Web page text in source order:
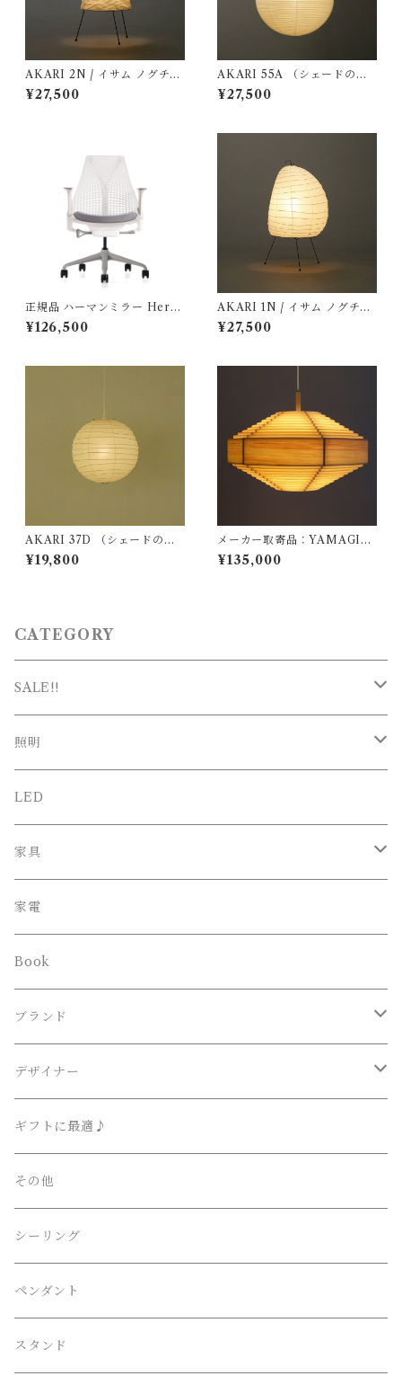
AKARI 2N / イサム ノグチ
（Isamu Noguchi) / オゼキ
（尾関）
¥27,500
AKARI 55A （シェードの
み） / イサム ノグチ（Isamu
Noguchi) / オゼキ（尾関）
¥27,500
正規品 ハーマンミラー Herm
anmiller セイルチェア ベーシ
ック / スタジオホワイト ・ フ
¥126,500
AKARI 1N / イサム ノグチ（I
samu Noguchi) / オゼキ（尾
関）
¥27,500
AKARI 37D （シェードの
み） / イサム ノグチ（Isamu
Noguchi) / オゼキ（尾関）
¥19,800
メーカー取寄品：YAMAGIW
A（ヤマギワ）/ 323F-221 / J
akobsson Lamp（ヤコブソン
¥135,000
CATEGORY
SALE!!
SALE
新春SALE
照明
シーリング
ペンダント
スタンド
ブラケット
その他
LED
家具
オフィスチェア
家電
Book
ブランド
Lighting Art Gallery
AKARI （尾関・オゼキ）
Artemide （アルテミデ）
FLOS （フロス）
Herman Miller （ハーマンミラー）
LE KLINT （レクリント）
デザイナー
Ettore Sottsass / エットレ・ソットサス
Isamu Noguchi / イサム・ノグチ
Philippe Starck / フィリップ・スタルク
伊東豊雄 / Toyo・Ito
吉田五十八 / Isoya・Yoshida
ギフトに最適♪
その他
シーリング
ペンダント
スタンド